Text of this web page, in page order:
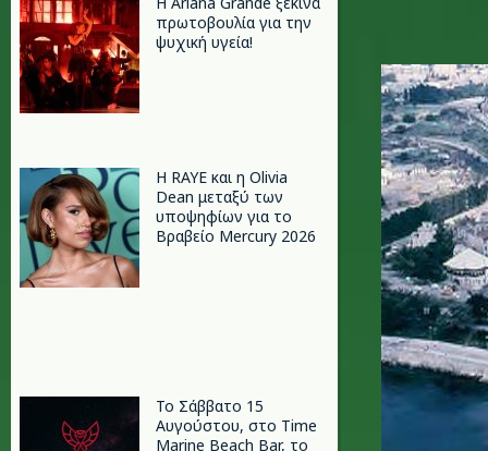
πρωτοβουλία για την
ψυχική υγεία!
Η RAYE και η Olivia
Dean μεταξύ των
υποψηφίων για το
Βραβείο Mercury 2026
Το Σάββατο 15
Αυγούστου, στο Time
Marine Beach Bar, το